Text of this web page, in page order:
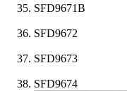
SFD9671B
SFD9672
SFD9673
SFD9674